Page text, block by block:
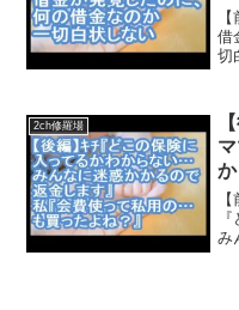
借
切
2ch修羅場
み